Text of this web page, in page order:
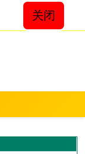
关闭